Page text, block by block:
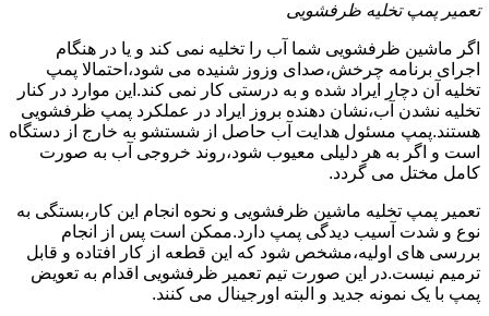
تعمیر پمپ تخلیه ظرفشویی
اگر ماشین ظرفشویی شما آب را تخلیه نمی کند و یا در هنگام
اجرای برنامه چرخش،صدای وزوز شنیده می شود،احتمالا پمپ
تخلیه آن دچار ایراد شده و به درستی کار نمی کند.این موارد در کنار
تخلیه نشدن آب،نشان دهنده بروز ایراد در عملکرد پمپ ظرفشویی
هستند.پمپ مسئول هدایت آب حاصل از شستشو به خارج از دستگاه
است و اگر به هر دلیلی معیوب شود،روند خروجی آب به صورت
کامل مختل می گردد.
تعمیر پمپ تخلیه ماشین ظرفشویی و نحوه انجام این کار،بستگی به
نوع و شدت آسیب دیدگی پمپ دارد.ممکن است پس از انجام
بررسی های اولیه،مشخص شود که این قطعه از کار افتاده و قابل
ترمیم نیست.در این صورت تیم تعمیر ظرفشویی اقدام به تعویض
پمپ با یک نمونه جدید و البته اورجینال می کنند.